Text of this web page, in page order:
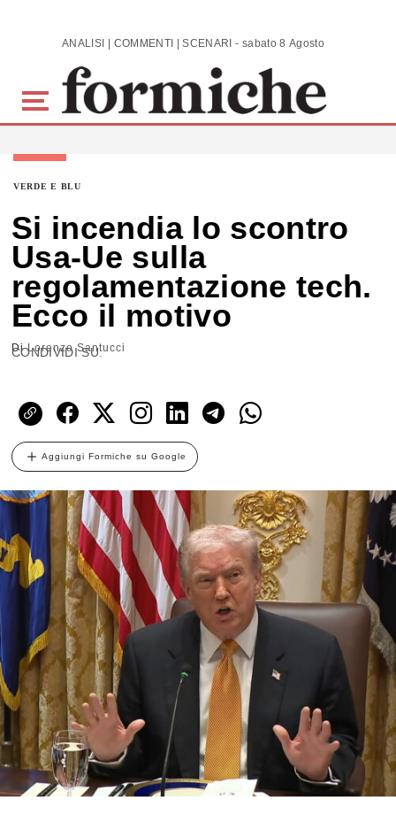
Skip to main content ANALISI | COMMENTI | SCENARI - sabato 8 Agosto 2026
VERDE E BLU
Si incendia lo scontro
Usa-Ue sulla
regolamentazione tech.
Ecco il motivo
DiLorenzo Santucci
CONDIVIDI SU:
Aggiungi Formiche su Google